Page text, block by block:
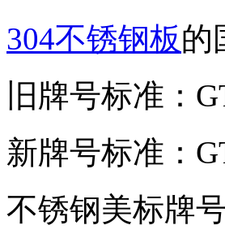
304不锈钢板的
旧牌号标准：
新牌号标准：
不锈钢美标牌